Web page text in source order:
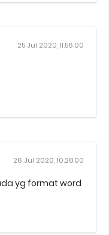
25 Jul 2020, 11.56.00
26 Jul 2020, 10.28.00
yg format word